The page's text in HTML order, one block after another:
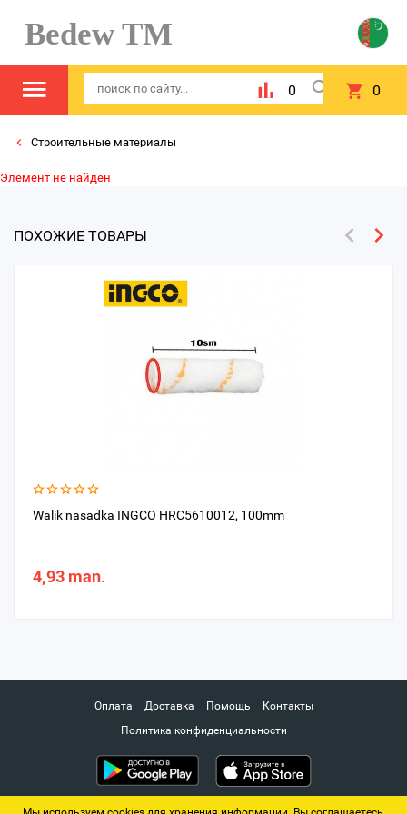
Bedew TM
0 0
Строительные материалы
Элемент не найден
ПОХОЖИЕ ТОВАРЫ
Walik nasadka INGCO HRC5610012, 100mm
4,93 man.
Оплата Доставка Помощь
Контакты
Политика конфиденциальности